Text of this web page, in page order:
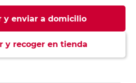
y enviar a domicilio
y recoger en tienda